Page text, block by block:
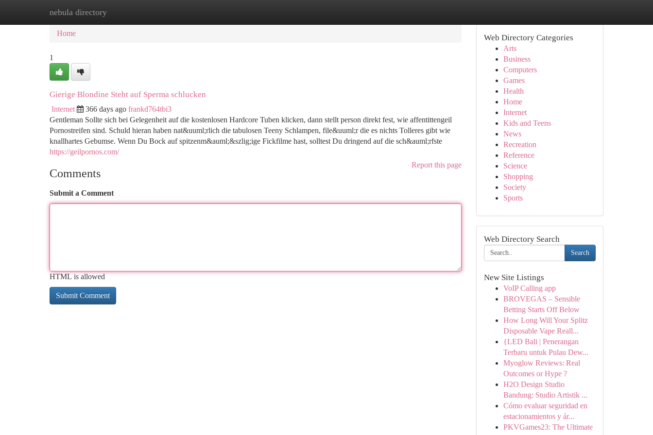
nebula directory
Home New Site Listings
Home
1
Gierige Blondine Steht auf Sperma schlucken
Internet 366 days ago frankd764tbi3
Gentleman Sollte sich bei Gelegenheit auf die kostenlosen Hardcore Tuben klicken, dann stellt person direkt fest, wie affentittengeil
Pornostreifen sind. Schuld hieran haben nat&uuml;rlich die tabulosen Teeny Schlampen, file&uuml;r die es nichts Tolleres gibt wie
knallhartes Gebumse. Wenn Du Bock auf spitzenm&auml;&szlig;ige Fickfilme hast, solltest Du dringend auf die sch&auml;rfste
https://geilpornos.com/
Report this page
Comments
Submit a Comment
HTML is allowed
Web Directory Categories
Arts
Business
Computers
Games
Health
Home
Internet
Kids and Teens
News
Recreation
Reference
Science
Shopping
Society
Sports
Web Directory Search
Search
New Site Listings
VoIP Calling app
BROVEGAS – Sensible
Betting Starts Off Below
How Long Will Your Splitz
Disposable Vape Reall...
{LED Bali | Penerangan
Terbaru untuk Pulau Dew...
Myoglow Reviews: Real
Outcomes or Hype ?
H2O Design Studio
Bandung: Studio Artistik ...
Cómo evaluar seguridad en
estacionamientos y ár...
PKVGames23: The Ultimate